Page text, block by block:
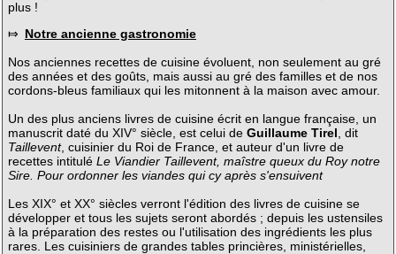
plus !
⤇ Notre ancienne gastronomie
Nos anciennes recettes de cuisine évoluent, non seulement au gré
des années et des goûts, mais aussi au gré des familles et de nos
cordons-bleus familiaux qui les mitonnent à la maison avec amour.
Un des plus anciens livres de cuisine écrit en langue française, un
manuscrit daté du XIV° siècle, est celui de Guillaume Tirel , dit
Taillevent, cuisinier du Roi de France, et auteur d'un livre de
recettes intitulé Le Viandier Taillevent, maîstre queux du Roy notre
Sire. Pour ordonner les viandes qui cy après s'ensuivent
Les XIX° et XX° siècles verront l'édition des livres de cuisine se
développer et tous les sujets seront abordés ; depuis les ustensiles
à la préparation des restes ou l'utilisation des ingrédients les plus
rares. Les cuisiniers de grandes tables princières, ministérielles,